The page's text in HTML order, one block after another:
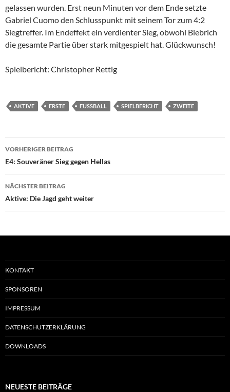
gelassen wurden. Erst neun Minuten vor dem Ende setzte
Gabriel Cuomo den Schlusspunkt mit seinem Tor zum 4:2
Siegtreffer. Im Endeffekt ein verdienter Sieg, obwohl Biebrich
die gesamte Partie über stark mitgespielt hat. Glückwunsch!
Spielbericht: Christopher Rettig
AKTIVE ERSTE FUSSBALL SPIELBERICHT ZWEITE
Beitragsnavigation
VORHERIGER BEITRAG
E4: Souveräner Sieg gegen Hellas
NÄCHSTER BEITRAG
Aktive: Die Jagd geht weiter
KONTAKT
SPONSOREN
IMPRESSUM
DATENSCHUTZERKLÄRUNG
DOWNLOADS
NEUESTE BEITRÄGE